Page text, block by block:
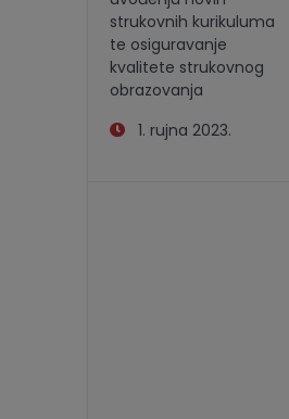
strukovnih kurikuluma
te osiguravanje
kvalitete strukovnog
obrazovanja
1. rujna 2023.